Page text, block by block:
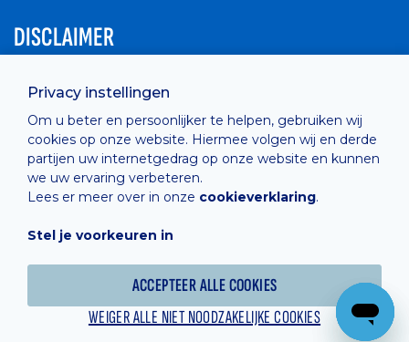
Privacy instellingen
Om u beter en persoonlijker te helpen, gebruiken wij
cookies op onze website. Hiermee volgen wij en derde
partijen uw internetgedrag op onze website en kunnen
we uw ervaring verbeteren.
Lees er meer over in onze cookieverklaring.
Stel je voorkeuren in
ACCEPTEER ALLE COOKIES
WEIGER ALLE NIET NOODZAKELIJKE COOKIES
DISCLAIMER
Privacy Policy
Cashless
verkoopsvoorwaarden
Cookie Policy
Hosted by Combell
Powered online by